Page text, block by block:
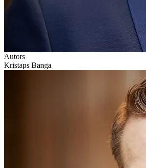
Autors
Kristaps Banga